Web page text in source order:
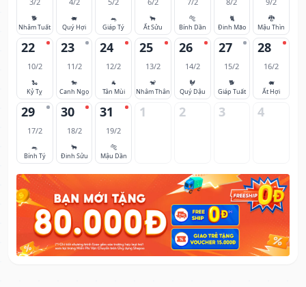
🐕
Nhâm Tuất
🐖
Quý Hợi
🐀
Giáp Tý
🐂
Ất Sửu
🐅
Bính Dần
🐈
Đinh Mão
🐉
Mậu Thìn
22
10/2
🐍
Kỷ Tỵ
23
11/2
🐎
Canh Ngọ
24
12/2
🐐
Tân Mùi
25
13/2
🐒
Nhâm Thân
26
14/2
🐓
Quý Dậu
27
15/2
🐕
Giáp Tuất
28
16/2
🐖
Ất Hợi
29
17/2
🐀
Bính Tý
30
18/2
🐂
Đinh Sửu
31
19/2
🐅
Mậu Dần
1 2 3 4